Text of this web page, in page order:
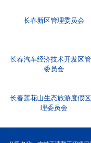
长春新区管理委员会
长春汽车经济技术开发区
委员会
长春莲花山生态旅游度假
理委员会